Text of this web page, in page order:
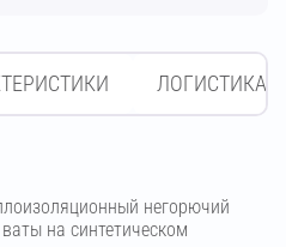
ЛОГИСТИКА
негорючий
на синтетическом